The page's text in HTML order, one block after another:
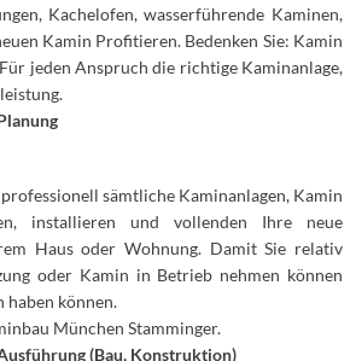
Kachelofen, wasserführende Kaminen,
Kamin Profitieren. Bedenken Sie: Kamin
jeden Anspruch die richtige Kaminanlage,
sämtliche Kaminanlagen, Kamin
installieren und vollenden Ihre neue
Haus oder Wohnung. Damit Sie relativ
oder Kamin in Betrieb nehmen können
haben können.
München Stamminger.
(Bau, Konstruktion)